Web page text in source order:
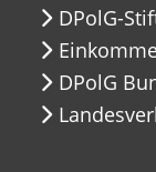
DPolG-
DPolG